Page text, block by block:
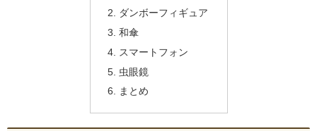
ダンボーフィギュア
和傘
スマートフォン
虫眼鏡
まとめ